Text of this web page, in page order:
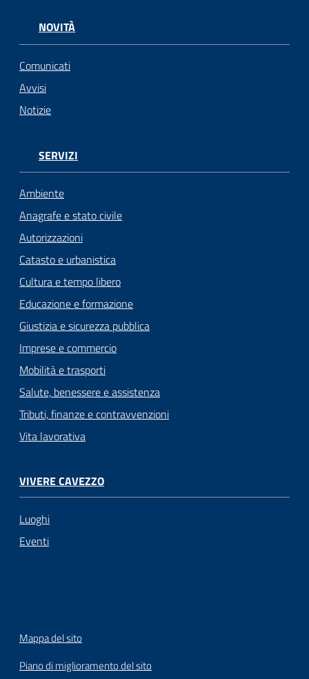
NOVITÀ
Comunicati
Avvisi
Notizie
SERVIZI
Ambiente
Anagrafe e stato civile
Autorizzazioni
Catasto e urbanistica
Cultura e tempo libero
Educazione e formazione
Giustizia e sicurezza pubblica
Imprese e commercio
Mobilità e trasporti
Salute, benessere e assistenza
Tributi, finanze e contravvenzioni
Vita lavorativa
VIVERE CAVEZZO
Luoghi
Eventi
Mappa del sito
Piano di miglioramento del sito